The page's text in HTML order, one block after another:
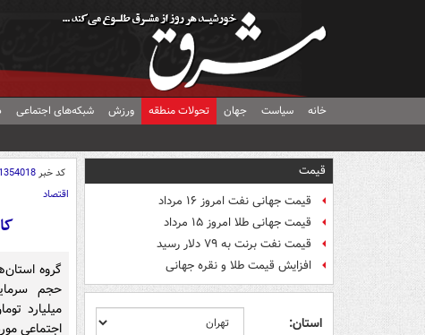
خانه سیاست جهان تحولات منطقه ورزش شبکه‌های اجتماعی
قیمت
قیمت جهانی نفت امروز ۱۶ مرداد
قیمت جهانی طلا امروز ۱۵ مرداد
قیمت نفت برنت به ۷۹ دلار رسید
افزایش قیمت طلا و نقره جهانی
استان:
کد خبر1354018
اقتصاد
گروه
میلیارد
اجتماعی